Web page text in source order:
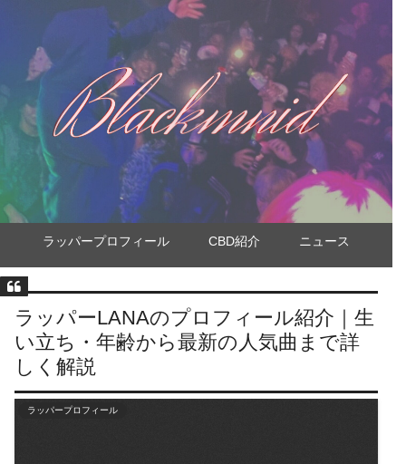
ラッパープロフィール CBD紹介 ニュース
ラッパーLANAのプロフィール紹介｜生
い立ち・年齢から最新の人気曲まで詳
しく解説
ラッパープロフィール